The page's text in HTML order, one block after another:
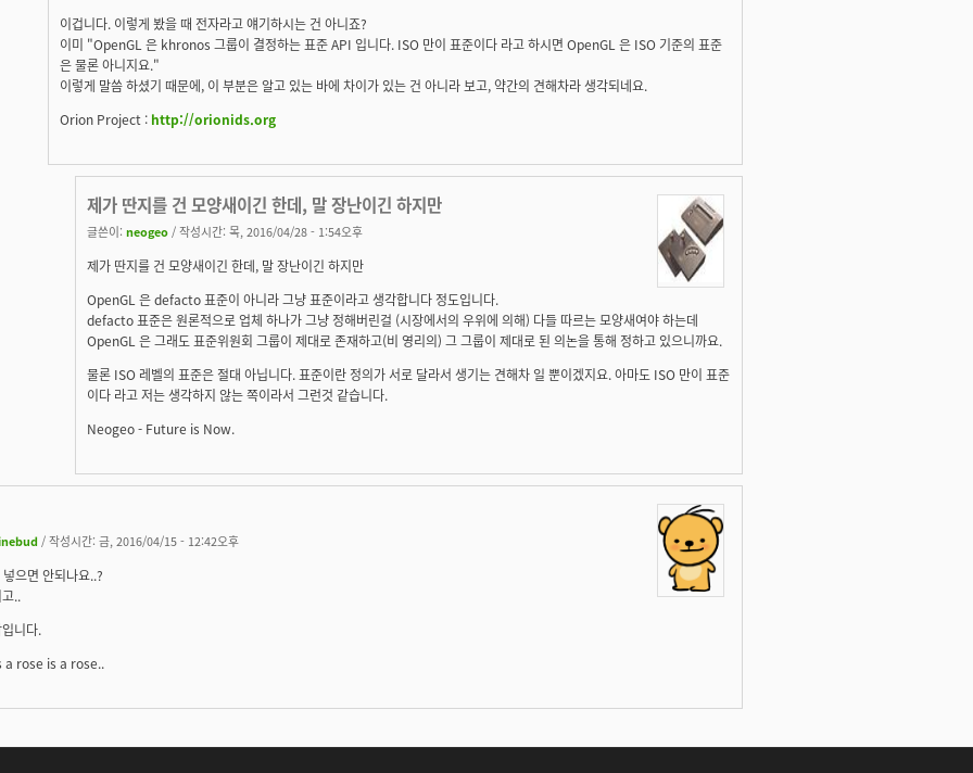
이겁니다. 이렇게 봤을 때 전자라고 얘기하시는 건 아니죠?
이미 "OpenGL 은 khronos 그룹이 결정하는 표준 API 입니다. ISO 만이 표준이다 라고 하시면 OpenGL 은 ISO 기준의 표준
은 물론 아니지요."
이렇게 말씀 하셨기 때문에, 이 부분은 알고 있는 바에 차이가 있는 건 아니라 보고, 약간의 견해차라 생각되네요.
Orion Project : http://orionids.org
제가 딴지를 건 모양새이긴 한데, 말 장난이긴 하지만
글쓴이: neogeo / 작성시간: 목, 2016/04/28 - 1:54오후
제가 딴지를 건 모양새이긴 한데, 말 장난이긴 하지만
OpenGL 은 defacto 표준이 아니라 그냥 표준이라고 생각합니다 정도입니다.
defacto 표준은 원론적으로 업체 하나가 그냥 정해버린걸 (시장에서의 우위에 의해) 다들 따르는 모양새여야 하는데
OpenGL 은 그래도 표준위원회 그룹이 제대로 존재하고(비 영리의) 그 그룹이 제대로 된 의논을 통해 정하고 있으니까요.
물론 ISO 레벨의 표준은 절대 아닙니다. 표준이란 정의가 서로 달라서 생기는 견해차 일 뿐이겠지요. 아마도 ISO 만이 표준
이다 라고 저는 생각하지 않는 쪽이라서 그런것 같습니다.
Neogeo - Future is Now.
/ 작성시간: 금, 2016/04/15 - 12:42오후
으면 안되나요..?
..
니다.
a rose is a rose..